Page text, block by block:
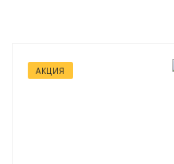
АКЦИЯ